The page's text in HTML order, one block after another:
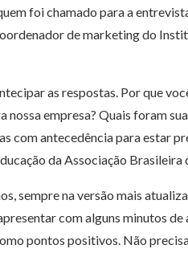
foi chamado para a
de marketing do
as respostas. Por que
empresa? Quais foram
com antecedência para estar
da Associação Brasileira
sempre na versão mais
com alguns minutos
pontos positivos. Não